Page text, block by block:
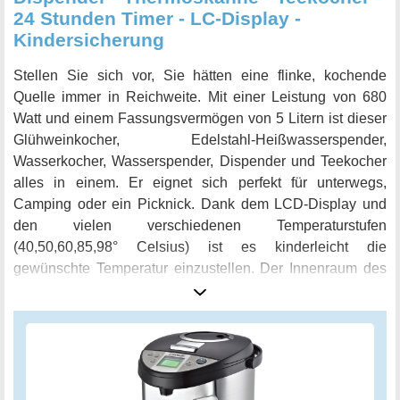
einen zuverlässigen Partner an Ihrer Seite!
24 Stunden Timer - LC-Display -
Kindersicherung
Stellen Sie sich vor, Sie hätten eine flinke, kochende
Quelle immer in Reichweite. Mit einer Leistung von 680
Watt und einem Fassungsvermögen von 5 Litern ist dieser
Glühweinkocher, Edelstahl-Heißwasserspender,
Wasserkocher, Wasserspender, Dispender und Teekocher
alles in einem. Er eignet sich perfekt für unterwegs,
Camping oder ein Picknick. Dank dem LCD-Display und
den vielen verschiedenen Temperaturstufen
(40,50,60,85,98° Celsius) ist es kinderleicht die
gewünschte Temperatur einzustellen. Der Innenraum des
Thermopots ist komplett mit Edelstahl ausgekleidet,
wodurch das Wasser nicht mit Plastik in Kontakt kommt.
Dies ist besonders hygienisch und bietet ein angenehmes
Trinkerlebnis. Die automatische Pumpenverriegelung
(Kindersicherung), der Überhitzungs- und